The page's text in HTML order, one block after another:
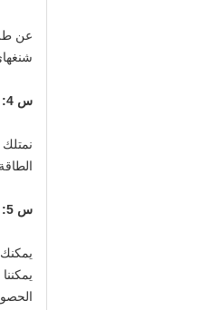
عن
س 4: ما هو منشأة المصنع الخاص بك؟
نمتلك حاليًا 10 ماكينات تريكو متقدم
الطاقة
س 5: ما هي خدماتك الأساسية؟